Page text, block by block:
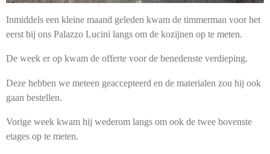
Inmiddels een kleine maand geleden kwam de timmerman voor het
eerst bij ons Palazzo Lucini langs om de kozijnen op te meten.
De week er op kwam de offerte voor de benedenste verdieping.
Deze hebben we meteen geaccepteerd en de materialen zou hij ook
gaan bestellen.
Vorige week kwam hij wederom langs om ook de twee bovenste
etages op te meten.